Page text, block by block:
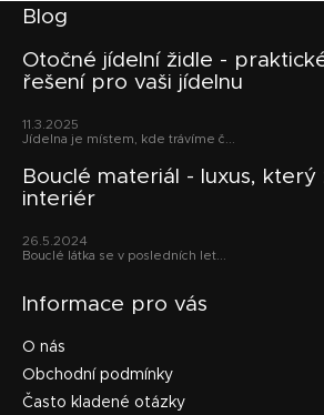
Blog
Otočné jídelní židle -
řešení pro vaši jídelnu
11.3.2025
Jídelna je místem, kde trávíme č...
Bouclé materiál - luxus, který
interiér
26.5.2024
Bouclé látka se v posledních let...
Informace pro vás
O nás
Obchodní podmínky
Často kladené otázky